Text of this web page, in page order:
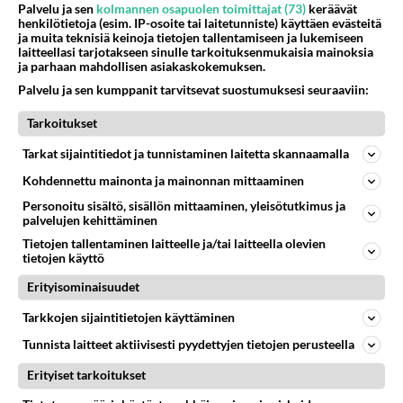
Iäkäs Jämsäläinen mies kuoli poliisiautoon matkalla Jyväskylän putkaan
Iäkäs vanhus humalassa niin huonossa kunnossa, ettei pystynyt huolehtimaan itsestään niin ainoa apu sillä hetkellä oli
07.08.2026 12:07
Jämsä
900
Mitä haluaisit kysyä tänään
Kaivatultasi? Anna jokin tunniste itsestäni tai hänestä.
07.08.2026 13:15
Ikävä
827
En välitä sinusta yhtään
07.08.2026 17:14
Ikävä
52
783
Ei se nainen edes oo
mitenkään nätti 🤣🤣🤣🤣🤣
08.08.2026 19:19
67
757
Ernest Lawson täräytti erikoisen heiton TTK-lehdistötilaisuudessa: " Onko tässä tarkoituksena...?"
738
Olen luovuttanut
Välimme menivät niin pahasti solmuun, ettei niitä voi enää korjata. On aika jatkaa elämässä eteenpäin. Toivon sulle kaik
682
Palvelu ja sen kolmannen osapuolen toimittajat (73) keräävät
henkilötietoja (esim. IP-osoite tai laitetunniste) käyttäen evästeitä
ja muita teknisiä keinoja tietojen tallentamiseen ja lukemiseen
laitteellasi tarjotakseen sinulle tarkoituksenmukaisia mainoksia
ja parhaan mahdollisen asiakaskokemuksen.
Palvelu ja sen kumppanit tarvitsevat suostumuksesi seuraaviin:
Tarkoitukset
Tarkat sijaintitiedot ja tunnistaminen laitetta skannaamalla
Kohdennettu mainonta ja mainonnan mittaaminen
Personoitu sisältö, sisällön mittaaminen, yleisötutkimus ja
palvelujen kehittäminen
Tietojen tallentaminen laitteelle ja/tai laitteella olevien
tietojen käyttö
Erityisominaisuudet
Tarkkojen sijaintitietojen käyttäminen
Tunnista laitteet aktiivisesti pyydettyjen tietojen perusteella
Erityiset tarkoitukset